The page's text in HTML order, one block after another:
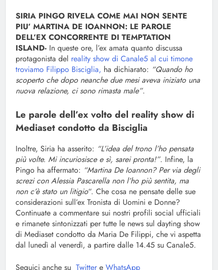
SIRIA PINGO RIVELA COME MAI NON SENTE
PIU’ MARTINA DE IOANNON: LE PAROLE
DELL’EX CONCORRENTE DI TEMPTATION
ISLAND- In queste ore, l’ex amata quanto discussa
protagonista del reality show di Canale5 al cui timone
troviamo Filippo Bisciglia, ha dichiarato: “Quando ho
scoperto che dopo neanche due mesi aveva iniziato una
nuova relazione, ci sono rimasta male”.
Le parole dell’ex volto del reality show di
Mediaset condotto da Bisciglia
Inoltre, Siria ha asserito: “L’idea del trono l’ho pensata
più volte. Mi incuriosisce e sì, sarei pronta!”. Infine, la
Pingo ha affermato: “Martina De Ioannon? Per via degli
screzi con Alessia Pascarella non l’ho più sentita, ma
non c’è stato un litigio“. Che cosa ne pensate delle sue
considerazioni sull’ex Tronista di Uomini e Donne?
Continuate a commentare sui nostri profili social ufficiali
e rimanete sintonizzati per tutte le news sul dayting show
di Mediaset condotto da Maria De Filippi, che vi aspetta
dal lunedì al venerdì, a partire dalle 14.45 su Canale5.
Seguici anche su Twitter e WhatsApp